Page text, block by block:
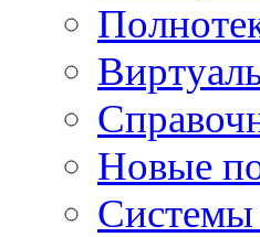
Новые